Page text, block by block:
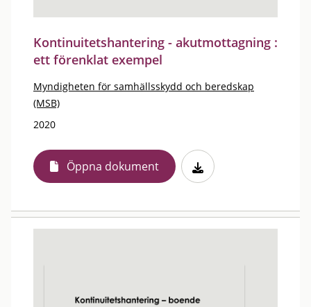
Kontinuitetshantering - akutmottagning :
ett förenklat exempel
Myndigheten för samhällsskydd och beredskap
(MSB)
2020
Öppna dokument